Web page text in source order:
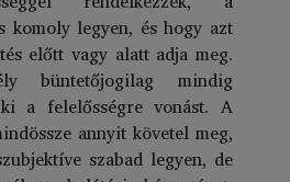
komoly legyen, és hogy azt
előtt vagy alatt adja meg.
büntetőjogilag mindig
a felelősségre vonást. A
annyit követel meg,
szabad legyen, de